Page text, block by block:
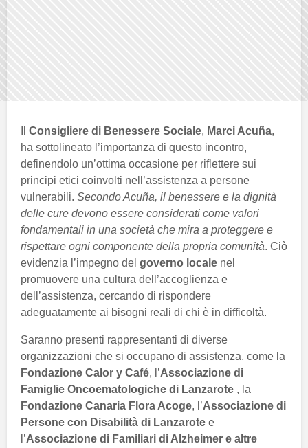
Consigliere di Benessere Sociale, Marci Acuña,
ha sottolineato l’importanza di questo incontro,
definendolo un’ottima occasione per riflettere sui
principi etici coinvolti nell’assistenza a persone
vulnerabili. Secondo Acuña, il benessere e la dignità
delle cure devono essere considerati come valori
fondamentali in una società che mira a proteggere e
rispettare ogni componente della propria comunità. Ciò
evidenzia l’impegno del governo locale nel
promuovere una cultura dell’accoglienza e
dell’assistenza, cercando di rispondere
adeguatamente ai bisogni reali di chi è in difficoltà.
Saranno presenti rappresentanti di diverse
organizzazioni che si occupano di assistenza, come la
Fondazione Calor y Café, l’Associazione di
Famiglie Oncoematologiche di Lanzarote , la
Fondazione Canaria Flora Acoge, l’Associazione di
Persone con Disabilità di Lanzarote e
l’Associazione di Familiari di Alzheimer e altre